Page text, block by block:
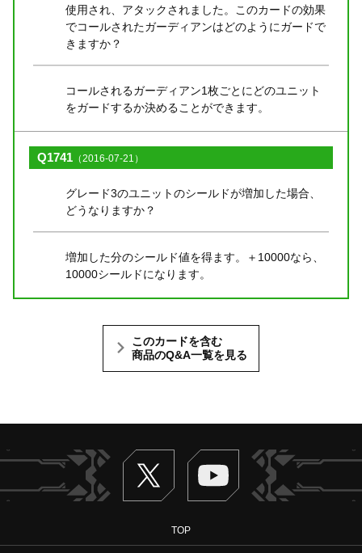
使用され、アタックされました。このカードの効果
でコールされたガーディアンはどのようにガードで
きますか？
コールされるガーディアン1枚ごとにどのユニット
をガードするか決めることができます。
Q1741 （2016-07-21）
グレード3のユニットのシールドが増加した場合、
どうなりますか？
増加した分のシールド値を得ます。＋10000なら、
10000シールドになります。
このカードを含む
商品のQ&A一覧を見る
Twitter ヴァンガードch
TOP